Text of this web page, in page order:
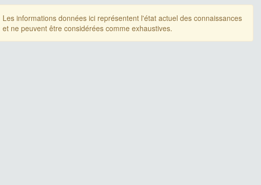
Les informations données ici représentent l'état actuel des connaissances
et ne peuvent être considérées comme exhaustives.